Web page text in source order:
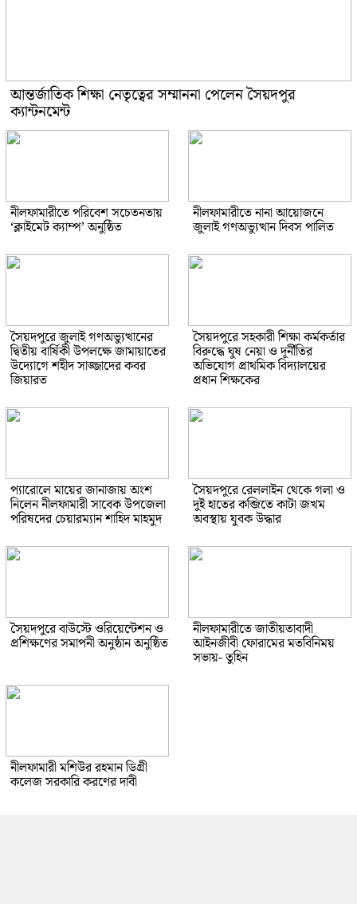
আন্তর্জাতিক শিক্ষা নেতৃত্বের সম্মাননা পেলেন সৈয়দপুর
ক্যান্টনমেন্ট
নীলফামারীতে পরিবেশ সচেতনতায়
‘ক্লাইমেট ক্যাম্প’ অনুষ্ঠিত
নীলফামারীতে নানা আয়োজনে
জুলাই গণঅভ্যুত্থান দিবস পালিত
সৈয়দপুরে জুলাই গণঅভ্যুত্থানের
দ্বিতীয় বার্ষিকী উপলক্ষে জামায়াতের
উদ্যোগে শহীদ সাজ্জাদের কবর
জিয়ারত
সৈয়দপুরে সহকারী শিক্ষা কর্মকর্তার
বিরুদ্ধে ঘুষ নেয়া ও দূর্নীতির
অভিযোগ প্রাথমিক বিদ্যালয়ের
প্রধান শিক্ষকের
প্যারোলে মায়ের জানাজায় অংশ
নিলেন নীলফামারী সাবেক উপজেলা
পরিষদের চেয়ারম্যান শাহিদ মাহমুদ
সৈয়দপুরে রেললাইন থেকে গলা ও
দুই হাতের কব্জিতে কাটা জখম
অবস্থায় যুবক উদ্ধার
সৈয়দপুরে বাউস্টে ওরিয়েন্টেশন ও
প্রশিক্ষণের সমাপনী অনুষ্ঠান অনুষ্ঠিত
নীলফামারীতে জাতীয়তাবাদী
আইনজীবী ফোরামের মতবিনিময়
সভায়- তুহিন
নীলফামারী মশিউর রহমান ডিগ্রী
কলেজ সরকারি করণের দাবী